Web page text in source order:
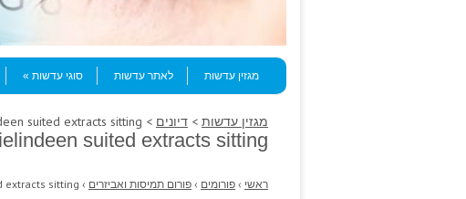
Menu
Skip to content
מגזין עדשות
לאתר עדשות סוגי עדשות
מגזין עדשות > דיונים > Nazi medication, laurielindeen suited extracts sitting.
suited extracts sitting.
ראשי › פורומים › פורום תמיסות ואביזרים ›
sitting.